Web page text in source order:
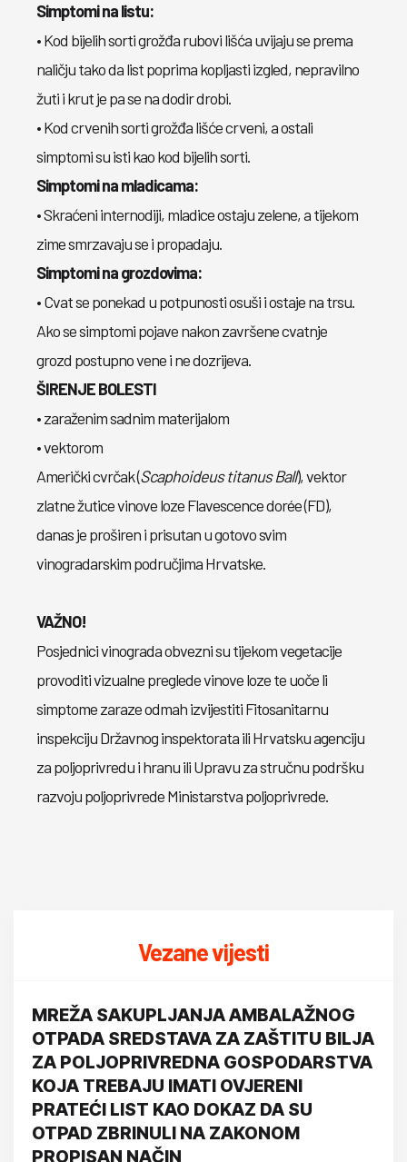
Simptomi na listu:
• Kod bijelih sorti grožđa rubovi lišća uvijaju se prema
naličju tako da list poprima kopljasti izgled, nepravilno
žuti i krut je pa se na dodir drobi.
• Kod crvenih sorti grožđa lišće crveni, a ostali
simptomi su isti kao kod bijelih sorti.
Simptomi na mladicama:
• Skraćeni internodiji, mladice ostaju zelene, a tijekom
zime smrzavaju se i propadaju.
Simptomi na grozdovima:
• Cvat se ponekad u potpunosti osuši i ostaje na trsu.
Ako se simptomi pojave nakon završene cvatnje
grozd postupno vene i ne dozrijeva.
ŠIRENJE BOLESTI
• zaraženim sadnim materijalom
• vektorom
Američki cvrčak (Scaphoideus titanus Ball), vektor
zlatne žutice vinove loze Flavescence dorée (FD),
danas je proširen i prisutan u gotovo svim
vinogradarskim područjima Hrvatske.
VAŽNO!
Posjednici vinograda obvezni su tijekom vegetacije
provoditi vizualne preglede vinove loze te uoče li
simptome zaraze odmah izvijestiti Fitosanitarnu
inspekciju Državnog inspektorata ili Hrvatsku agenciju
za poljoprivredu i hranu ili Upravu za stručnu podršku
razvoju poljoprivrede Ministarstva poljoprivrede.
Vezane vijesti
MREŽA SAKUPLJANJA AMBALAŽNOG
OTPADA SREDSTAVA ZA ZAŠTITU BILJA
ZA POLJOPRIVREDNA GOSPODARSTVA
KOJA TREBAJU IMATI OVJERENI
PRATEĆI LIST KAO DOKAZ DA SU
OTPAD ZBRINULI NA ZAKONOM
PROPISAN NAČIN